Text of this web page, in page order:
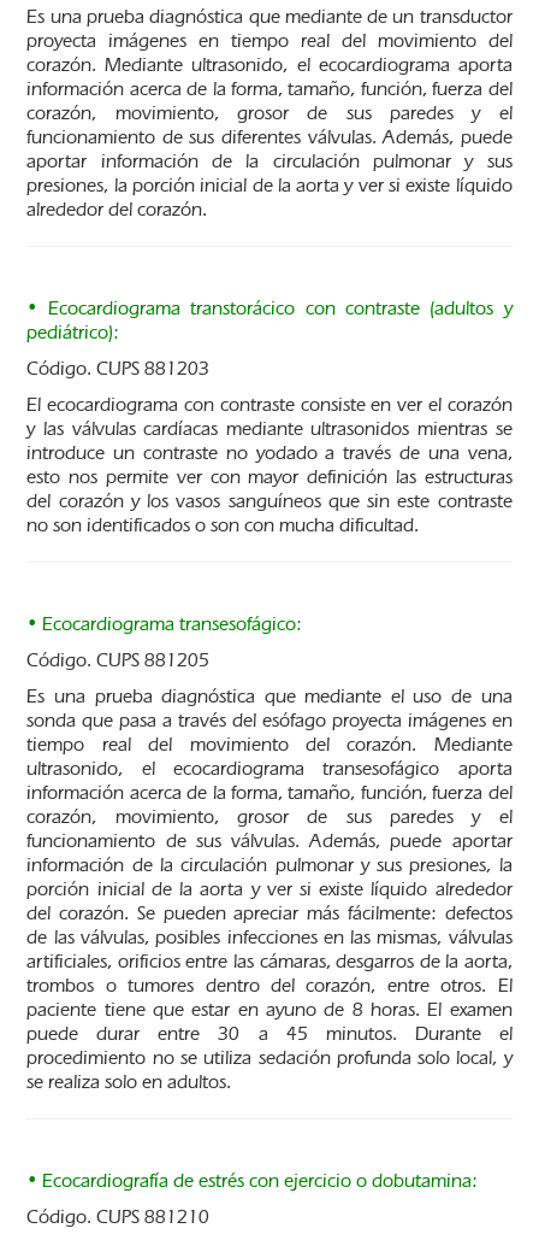
Es una prueba diagnóstica que mediante de un transductor
proyecta imágenes en tiempo real del movimiento del
corazón. Mediante ultrasonido, el ecocardiograma aporta
información acerca de la forma, tamaño, función, fuerza del
corazón, movimiento, grosor de sus paredes y el
funcionamiento de sus diferentes válvulas. Además, puede
aportar información de la circulación pulmonar y sus
presiones, la porción inicial de la aorta y ver si existe líquido
alrededor del corazón.
• Ecocardiograma transtorácico con contraste (adultos y
pediátrico):
Código. CUPS 881203
El ecocardiograma con contraste consiste en ver el corazón
y las válvulas cardíacas mediante ultrasonidos mientras se
introduce un contraste no yodado a través de una vena,
esto nos permite ver con mayor definición las estructuras
del corazón y los vasos sanguíneos que sin este contraste
no son identificados o son con mucha dificultad.
• Ecocardiograma transesofágico:
Código. CUPS 881205
Es una prueba diagnóstica que mediante el uso de una
sonda que pasa a través del esófago proyecta imágenes en
tiempo real del movimiento del corazón. Mediante
ultrasonido, el ecocardiograma transesofágico aporta
información acerca de la forma, tamaño, función, fuerza del
corazón, movimiento, grosor de sus paredes y el
funcionamiento de sus válvulas. Además, puede aportar
información de la circulación pulmonar y sus presiones, la
porción inicial de la aorta y ver si existe líquido alrededor
del corazón. Se pueden apreciar más fácilmente: defectos
de las válvulas, posibles infecciones en las mismas, válvulas
artificiales, orificios entre las cámaras, desgarros de la aorta,
trombos o tumores dentro del corazón, entre otros. El
paciente tiene que estar en ayuno de 8 horas. El examen
puede durar entre 30 a 45 minutos. Durante el
procedimiento no se utiliza sedación profunda solo local, y
se realiza solo en adultos.
• Ecocardiografía de estrés con ejercicio o dobutamina:
Código. CUPS 881210